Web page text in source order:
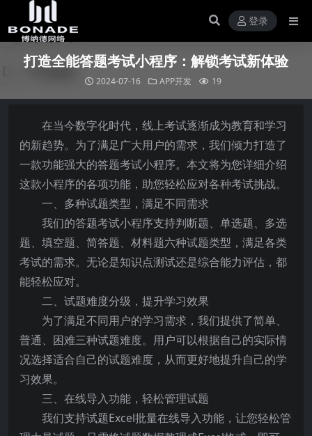
登录
打造全能答题考试小程序：解锁考试新体验
2024-07-16 APP开发 19
在当今数字化时代，线上考试逐渐成为教育和学习
的新趋势。为了满足广大用户的需求，我们倾力打造了
一款功能强大的答题考试小程序。本文将为您详细介绍
这款小程序的各项功能，助您轻松应对各种考试挑战。
一、多种试题类型，满足不同需求
我们的答题考试小程序支持判断题、单选题、多选
题、填空题、简答题、材料题六种试题类型，满足各类
考试的需求。无论是知识点测试还是综合能力评估，都
能轻松应对。
二、试题难度分级，提升学习效果
为了满足不同用户的学习需求，我们提供了简单、
普通、困难三种试题难度。用户可以根据自己的实际情
况选择适合自己的试题难度，从而更好地提升自己的学
习效果。
三、在线导入功能，轻松管理试题
我们支持试题Excel批量在线导入功能，让您轻松管